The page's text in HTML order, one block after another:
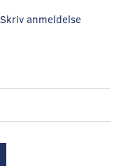
Skriv anmeldelse